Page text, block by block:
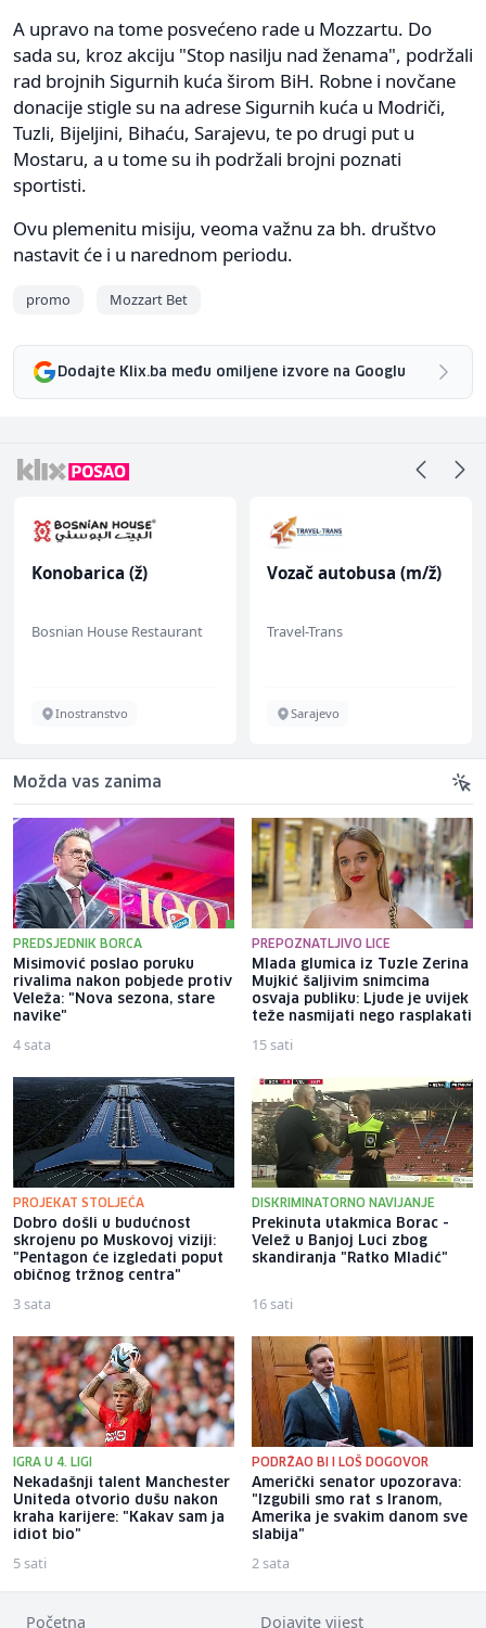
A upravo na tome posvećeno rade u Mozzartu. Do
sada su, kroz akciju "Stop nasilju nad ženama", podržali
rad brojnih Sigurnih kuća širom BiH. Robne i novčane
donacije stigle su na adrese Sigurnih kuća u Modriči,
Tuzli, Bijeljini, Bihaću, Sarajevu, te po drugi put u
Mostaru, a u tome su ih podržali brojni poznati
sportisti.
Ovu plemenitu misiju, veoma važnu za bh. društvo
nastavit će i u narednom periodu.
promo Mozzart Bet
Dodajte Klix.ba među omiljene izvore na Googlu
Konobarica (ž)
Bosnian House Restaurant
Inostranstvo
Vozač autobusa (m/ž)
Travel-Trans
Sarajevo
Možda vas zanima
PREDSJEDNIK BORCA
Misimović poslao poruku
rivalima nakon pobjede protiv
Veleža: "Nova sezona, stare
navike"
4 sata
PREPOZNATLJIVO LICE
Mlada glumica iz Tuzle Zerina
Mujkić šaljivim snimcima
osvaja publiku: Ljude je uvijek
teže nasmijati nego rasplakati
15 sati
PROJEKAT STOLJEĆA
Dobro došli u budućnost
skrojenu po Muskovoj viziji:
"Pentagon će izgledati poput
običnog tržnog centra"
3 sata
DISKRIMINATORNO NAVIJANJE
Prekinuta utakmica Borac -
Velež u Banjoj Luci zbog
skandiranja "Ratko Mladić"
16 sati
IGRA U 4. LIGI
Nekadašnji talent Manchester
Uniteda otvorio dušu nakon
kraha karijere: "Kakav sam ja
idiot bio"
5 sati
PODRŽAO BI I LOŠ DOGOVOR
Američki senator upozorava:
"Izgubili smo rat s Iranom,
Amerika je svakim danom sve
slabija"
2 sata
Početna Dojavite vijest